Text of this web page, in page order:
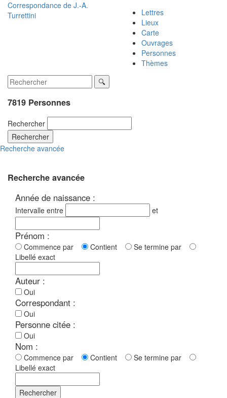
Correspondance de J.-A.
Turrettini
Lettres
Lieux
Carte
Ouvrages
Personnes
Thèmes
7819 Personnes
Rechercher
Rechercher
Recherche avancée
Recherche avancée
Année de naissance :
Intervalle entre et
Prénom :
Commence par Contient
Se termine par
Libellé exact
Auteur :
Oui
Correspondant :
Oui
Personne citée :
Oui
Nom :
Commence par Contient
Se termine par
Libellé exact
Rechercher